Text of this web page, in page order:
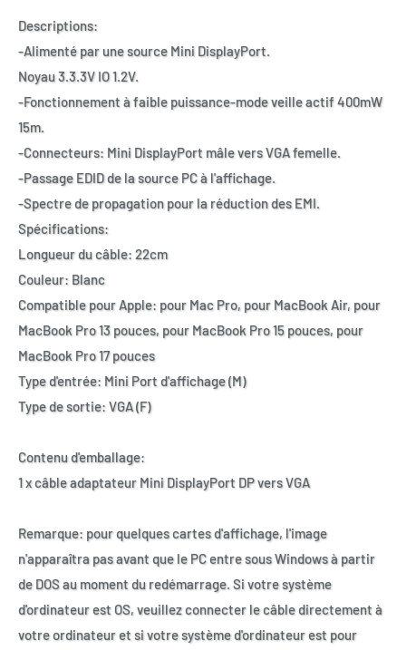
Descriptions:
-Alimenté par une source Mini DisplayPort.
Noyau 3.3.3V IO 1.2V.
-Fonctionnement à faible puissance-mode veille actif 400mW
15m.
-Connecteurs: Mini DisplayPort mâle vers VGA femelle.
-Passage EDID de la source PC à l'affichage.
-Spectre de propagation pour la réduction des EMI.
Spécifications:
Longueur du câble: 22cm
Couleur: Blanc
Compatible pour Apple: pour Mac Pro, pour MacBook Air, pour
MacBook Pro 13 pouces, pour MacBook Pro 15 pouces, pour
MacBook Pro 17 pouces
Type d'entrée: Mini Port d'affichage (M)
Type de sortie: VGA (F)
Contenu d'emballage:
1 x câble adaptateur Mini DisplayPort DP vers VGA
Remarque: pour quelques cartes d'affichage, l'image
n'apparaîtra pas avant que le PC entre sous Windows à partir
de DOS au moment du redémarrage. Si votre système
d'ordinateur est OS, veuillez connecter le câble directement à
votre ordinateur et si votre système d'ordinateur est pour